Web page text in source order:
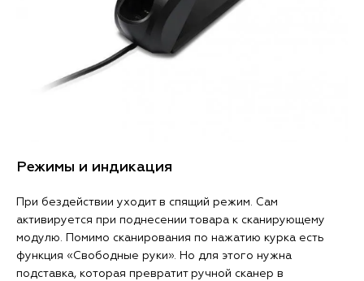
Режимы и индикация
При бездействии уходит в спящий режим. Сам
активируется при поднесении товара к сканирующему
модулю. Помимо сканирования по нажатию курка есть
функция «Свободные руки». Но для этого нужна
подставка, которая превратит ручной сканер в